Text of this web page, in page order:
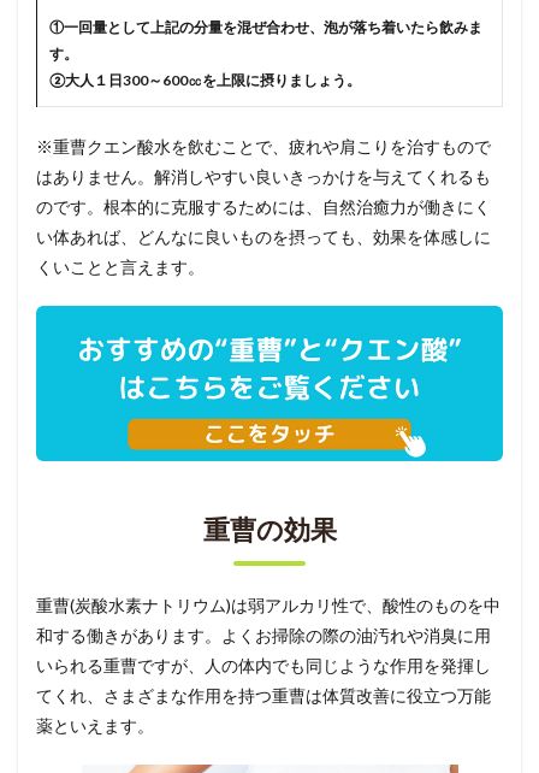
①一回量として上記の分量を混ぜ合わせ、泡が落ち着いたら飲みま
す。
②大人１日300～600㏄を上限に摂りましょう。
※重曹クエン酸水を飲むことで、疲れや肩こりを治すもので
はありません。解消しやすい良いきっかけを与えてくれるも
のです。根本的に克服するためには、自然治癒力が働きにく
い体あれば、どんなに良いものを摂っても、効果を体感しに
くいことと言えます。
重曹の効果
重曹(炭酸水素ナトリウム)は弱アルカリ性で、酸性のものを中
和する働きがあります。よくお掃除の際の油汚れや消臭に用
いられる重曹ですが、人の体内でも同じような作用を発揮し
てくれ、さまざまな作用を持つ重曹は体質改善に役立つ万能
薬といえます。